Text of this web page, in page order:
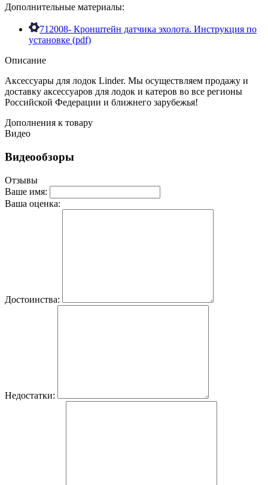
Дополнительные материалы:
712008- Кронштейн датчика эхолота. Инструкция по
установке (pdf)
Описание
Аксессуары для лодок Linder. Мы осуществляем продажу и
доставку аксессуаров для лодок и катеров во все регионы
Российской Федерации и ближнего зарубежья!
Дополнения к товару
Видео
Видеообзоры
Отзывы
Ваше имя:
Ваша оценка:
Достоинства:
Недостатки: